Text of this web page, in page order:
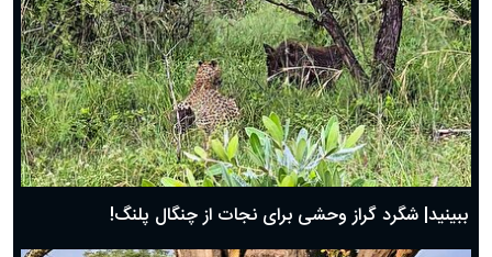
ببینید| شگرد گراز وحشی برای نجات از چنگال پلنگ!